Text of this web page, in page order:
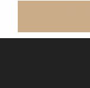
Urnen en as
Volg ons op: